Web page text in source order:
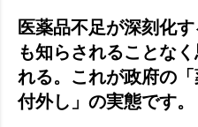
医薬品不足が深刻化
も知らされることな
れる。これが政府の
付外し」の実態です。